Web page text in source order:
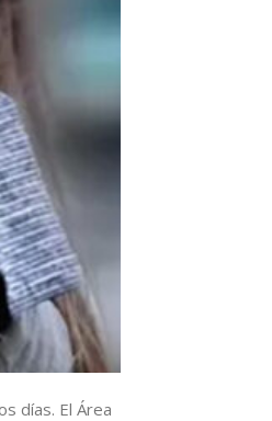
días. El Área